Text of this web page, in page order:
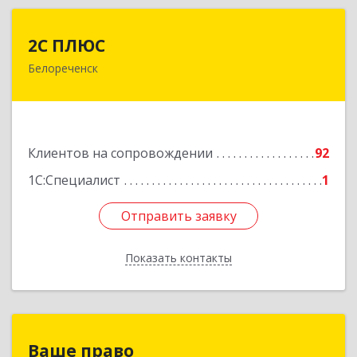
2С ПЛЮС
Белореченск
Клиентов на сопровождении
92
1С:Специалист
1
Отправить заявку
Показать контакты
352630, Краснодарский край, Белореченский р-
Отправить заявку
Назад
Ваше право